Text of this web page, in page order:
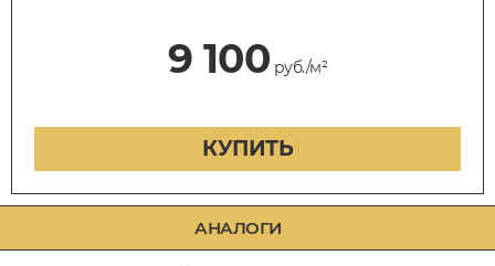
9 100 руб./м²
КУПИТЬ
АНАЛОГИ